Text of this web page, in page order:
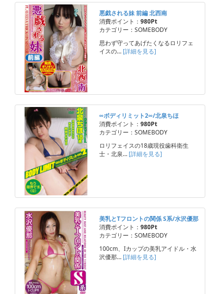
悪戯される妹 前編 北西南
消費ポイント： 980Pt
カテゴリー：SOMEBODY
思わず守ってあげたくなるロリフェ
イスの… [詳細を見る]
∞ボディリミット2∞/北泉ちほ
消費ポイント： 980Pt
カテゴリー：SOMEBODY
ロリフェイスの18歳現役歯科衛生
士・北泉… [詳細を見る]
美乳とTフロントの関係 S系/水沢優那
消費ポイント： 980Pt
カテゴリー：SOMEBODY
100cm、Iカップの美乳アイドル・水
沢優那… [詳細を見る]